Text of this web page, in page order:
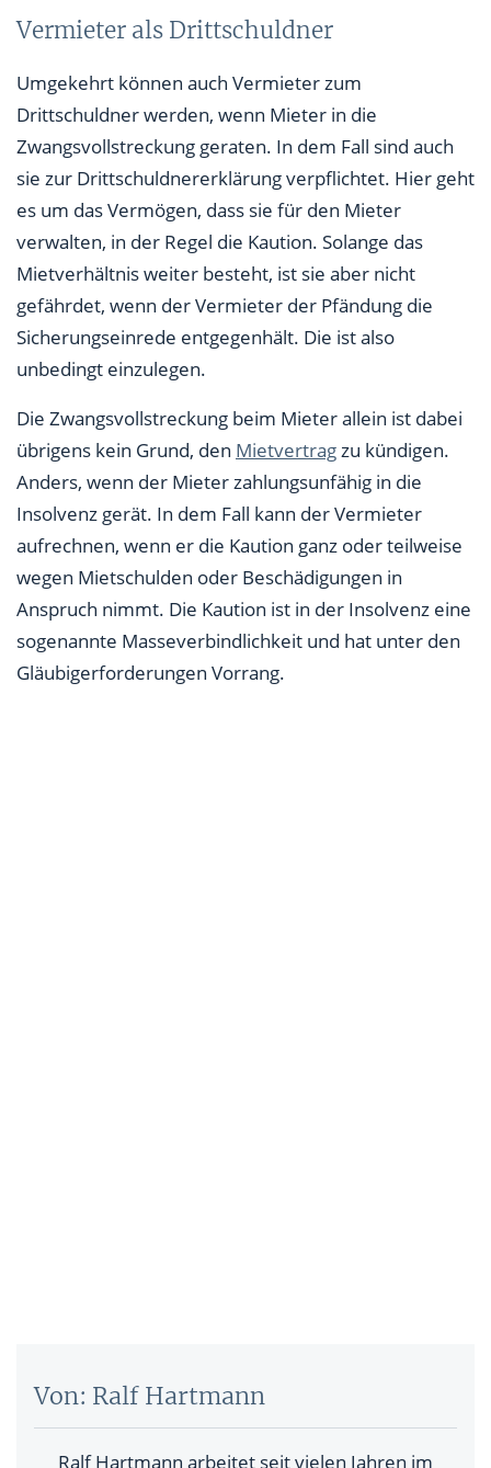
Vermieter als Drittschuldner
Umgekehrt können auch Vermieter zum
Drittschuldner werden, wenn Mieter in die
Zwangsvollstreckung geraten. In dem Fall sind auch
sie zur Drittschuldnererklärung verpflichtet. Hier geht
es um das Vermögen, dass sie für den Mieter
verwalten, in der Regel die Kaution. Solange das
Mietverhältnis weiter besteht, ist sie aber nicht
gefährdet, wenn der Vermieter der Pfändung die
Sicherungseinrede entgegenhält. Die ist also
unbedingt einzulegen.
Die Zwangsvollstreckung beim Mieter allein ist dabei
übrigens kein Grund, den Mietvertragzu kündigen.
Anders, wenn der Mieter zahlungsunfähig in die
Insolvenz gerät. In dem Fall kann der Vermieter
aufrechnen, wenn er die Kaution ganz oder teilweise
wegen Mietschulden oder Beschädigungen in
Anspruch nimmt. Die Kaution ist in der Insolvenz eine
sogenannte Masseverbindlichkeit und hat unter den
Gläubigerforderungen Vorrang.
Von: Ralf Hartmann
Ralf Hartmann arbeitet seit vielen Jahren im